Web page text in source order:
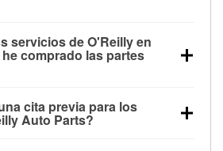
pruebas de alternador y
de la luz “Check Engine”
e instalación de
están disponibles en
Auto Parts. La tienda
servicios de O'Reilly en
comprado las partes
que estén disponibles en la
MI aunque hayas comprado
cita previa para los
Auto Parts?